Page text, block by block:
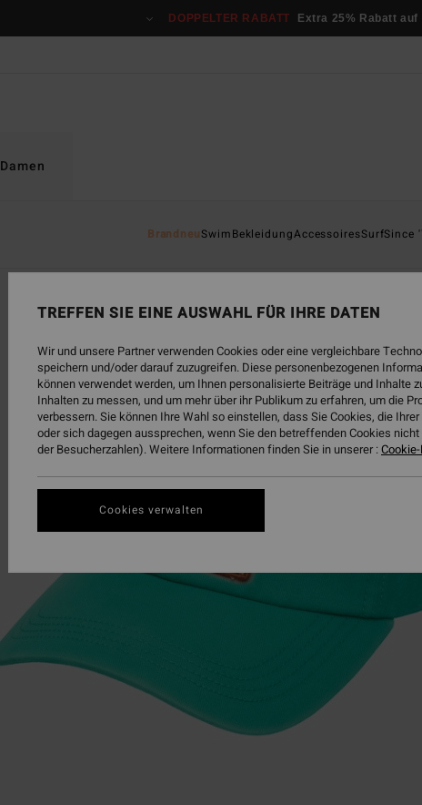
DOPPELTER RABATT Extra 25% Rabatt
Damen
BrandneuSwimBekleidungAccessoiresSurfSince
TREFFEN SIE EINE AUSWAHL FÜR IHRE DATEN
Wir und unsere Partner verwenden Cookies oder eine vergleichbare
speichern und/oder darauf zuzugreifen. Diese personenbezogenen
können verwendet werden, um Ihnen personalisierte Beiträge und Inhalte
Inhalten zu messen, und um mehr über ihr Publikum zu erfahren, um die
verbessern. Sie können Ihre Wahl so einstellen, dass Sie Cookies, die
oder sich dagegen aussprechen, wenn Sie den betreffenden Cookies
der Besucherzahlen). Weitere Informationen finden Sie in unserer :
Cookies verwalten